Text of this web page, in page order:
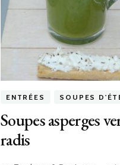
ENTRÉES SOUPES
Soupes asperges
radis